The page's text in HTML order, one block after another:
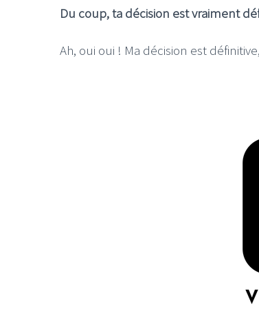
Du coup, ta décision est vraiment
Ah, oui oui ! Ma décision est
LE